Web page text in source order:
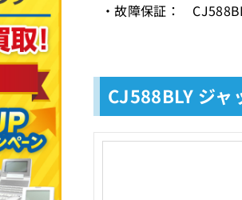
・故障保証：
CJ588BLY ジャ